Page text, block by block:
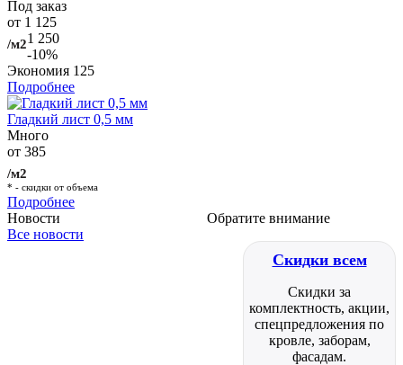
Под заказ
от 1 125
/м21 250
-10%
Экономия 125
Подробнее
Гладкий лист 0,5 мм
Много
от 385
/м2
* - скидки от объема
Подробнее
Обратите внимание
Скидки всем
Скидки за
комплектность, акции,
спецпредложения по
кровле, заборам,
фасадам.
Новости
Все новости